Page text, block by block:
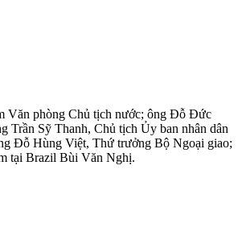
Văn phòng Chủ tịch nước; ông Đỗ Đức
Sỹ Thanh, Chủ tịch Ủy ban nhân dân
Đỗ Hùng Việt, Thứ trưởng Bộ Ngoại giao;
tại Brazil Bùi Văn Nghị.